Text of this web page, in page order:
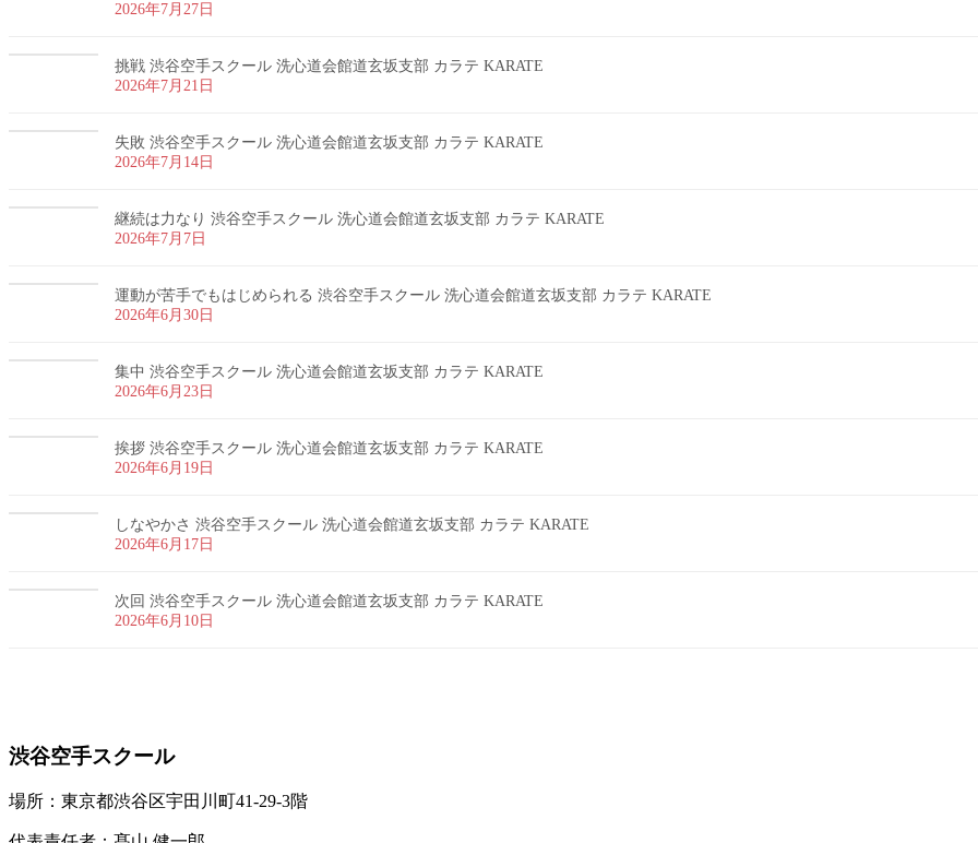
2026年7月27日
挑戦 渋谷空手スクール 洗心道会館道玄坂支部 カラテ KARATE
2026年7月21日
失敗 渋谷空手スクール 洗心道会館道玄坂支部 カラテ KARATE
2026年7月14日
継続は力なり 渋谷空手スクール 洗心道会館道玄坂支部 カラテ KARATE
2026年7月7日
運動が苦手でもはじめられる 渋谷空手スクール 洗心道会館道玄坂支部 カラテ KARATE
2026年6月30日
集中 渋谷空手スクール 洗心道会館道玄坂支部 カラテ KARATE
2026年6月23日
挨拶 渋谷空手スクール 洗心道会館道玄坂支部 カラテ KARATE
2026年6月19日
しなやかさ 渋谷空手スクール 洗心道会館道玄坂支部 カラテ KARATE
2026年6月17日
次回 渋谷空手スクール 洗心道会館道玄坂支部 カラテ KARATE
2026年6月10日
渋谷空手スクール
場所：東京都渋谷区宇田川町41-29-3階